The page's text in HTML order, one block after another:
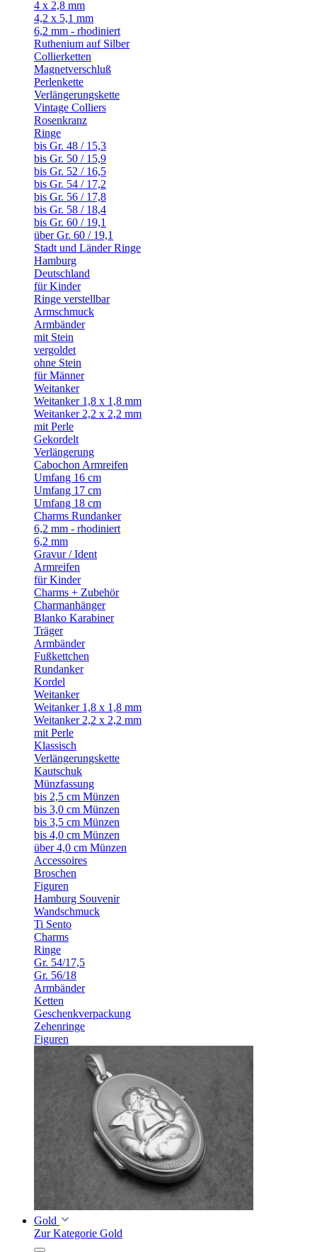
4 x 2,8 mm
4,2 x 5,1 mm
6,2 mm - rhodiniert
Ruthenium auf Silber
Collierketten
Magnetverschluß
Perlenkette
Verlängerungskette
Vintage Colliers
Rosenkranz
Ringe
bis Gr. 48 / 15,3
bis Gr. 50 / 15,9
bis Gr. 52 / 16,5
bis Gr. 54 / 17,2
bis Gr. 56 / 17,8
bis Gr. 58 / 18,4
bis Gr. 60 / 19,1
über Gr. 60 / 19,1
Stadt und Länder Ringe
Hamburg
Deutschland
für Kinder
Ringe verstellbar
Armschmuck
Armbänder
mit Stein
vergoldet
ohne Stein
für Männer
Weitanker
Weitanker 1,8 x 1,8 mm
Weitanker 2,2 x 2,2 mm
mit Perle
Gekordelt
Verlängerung
Cabochon Armreifen
Umfang 16 cm
Umfang 17 cm
Umfang 18 cm
Charms Rundanker
6,2 mm - rhodiniert
6,2 mm
Gravur / Ident
Armreifen
für Kinder
Charms + Zubehör
Charmanhänger
Blanko Karabiner
Träger
Armbänder
Fußkettchen
Rundanker
Kordel
Weitanker
Weitanker 1,8 x 1,8 mm
Weitanker 2,2 x 2,2 mm
mit Perle
Klassisch
Verlängerungskette
Kautschuk
Münzfassung
bis 2,5 cm Münzen
bis 3,0 cm Münzen
bis 3,5 cm Münzen
bis 4,0 cm Münzen
über 4,0 cm Münzen
Accessoires
Broschen
Figuren
Hamburg Souvenir
Wandschmuck
Ti Sento
Charms
Ringe
Gr. 54/17,5
Gr. 56/18
Armbänder
Ketten
Geschenkverpackung
Zehenringe
Figuren
Gold
Zur Kategorie Gold